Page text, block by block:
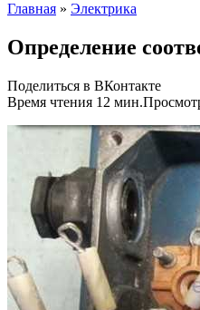
Главная » Электрика
Определение
Поделиться в ВКонтакте
Время чтения 12 мин.